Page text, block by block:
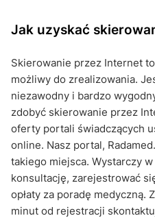
Jak uzyskać
Skierowanie przez Internet
możliwy do zrealizowania.
niezawodny i bardzo
zdobyć skierowanie przez
oferty portali świadczących
online. Nasz portal,
takiego miejsca. Wystarczy
konsultację, zarejestrować
opłaty za poradę medyczną.
minut od rejestracji